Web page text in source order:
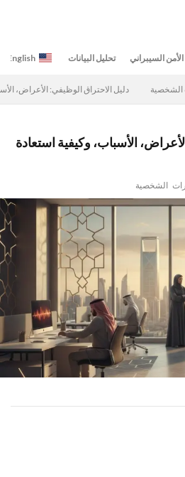
الأمن السيبراني تحليل البيانات English
الشخصية دليل الاحتراق الوظيفي: الأعراض،
الأسباب، وكيفية استعادة
الشخصية